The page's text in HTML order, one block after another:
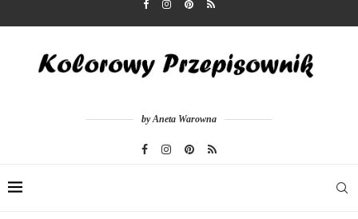
by Aneta Warowna